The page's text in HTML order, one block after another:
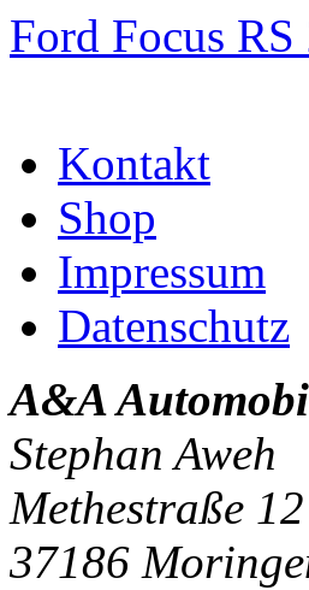
Ford Focus
Kontakt
Shop
Impressum
Datenschutz
A&A
Stephan Aweh
Methestraße
37186